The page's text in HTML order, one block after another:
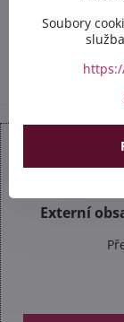
+420 602
Externí
Soubory